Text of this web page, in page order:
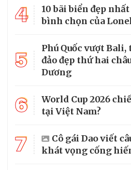
4
10 bãi biển đẹp
bình chọn của
5
Phú Quốc vượt
đảo đẹp thứ hai
Dương
6
World Cup 2026
tại Việt Nam?
7
Cô gái Dao viết
khát vọng cống